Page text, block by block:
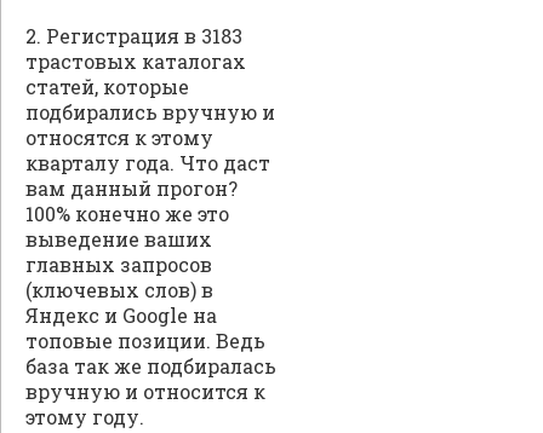
2. Регистрация в 3183
трастовых каталогах
статей, которые
подбирались вручную и
относятся к этому
кварталу года. Что даст
вам данный прогон?
100% конечно же это
выведение ваших
главных запросов
(ключевых слов) в
Яндекс и Google на
топовые позиции. Ведь
база так же подбиралась
вручную и относится к
этому году.